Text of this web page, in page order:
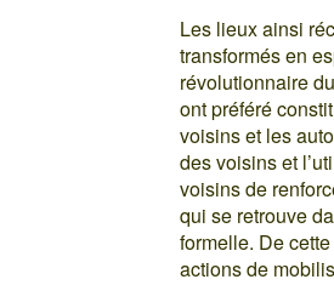
Les lieux ainsi
transformés en
révolutionnaire
ont préféré
voisins et les
des voisins et
voisins de
qui se retrouve
formelle. De
actions de